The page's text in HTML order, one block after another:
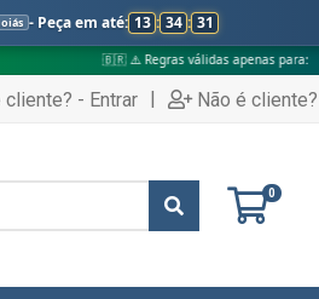
- Peça em até: 13 : 34 : 30
⚠️ Regras válidas apenas para: ✅
cliente? - Entrar | Não é
0